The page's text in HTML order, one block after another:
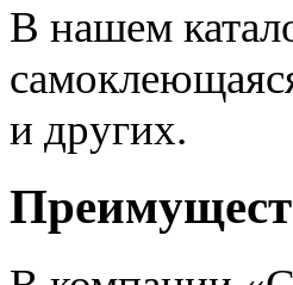
В нашем
и других.